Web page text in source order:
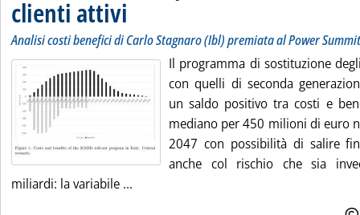
clienti attivi
Analisi costi benefici di Carlo Stagnaro (Ibl) premiata al Power
Il programma di sostituzione
con quelli di seconda
un saldo positivo tra costi e
mediano per 450 milioni di euro
2047 con possibilità di salire
anche col rischio che sia
miliardi: la variabile ...